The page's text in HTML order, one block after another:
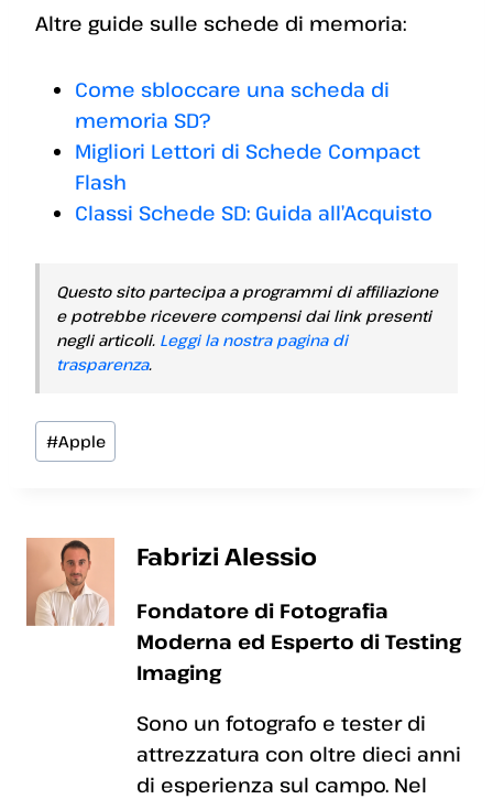
Altre guide sulle schede di memoria:
Come sbloccare una scheda di
memoria SD?
Migliori Lettori di Schede Compact
Flash
Classi Schede SD: Guida all’Acquisto
Questo sito partecipa a programmi di affiliazione
e potrebbe ricevere compensi dai link presenti
negli articoli. Leggi la nostra pagina di
trasparenza.
Tag
articolo:
#Apple
Fabrizi Alessio
Fondatore di Fotografia
Moderna ed Esperto di Testing
Imaging
Sono un fotografo e tester di
attrezzatura con oltre dieci anni
di esperienza sul campo. Nel